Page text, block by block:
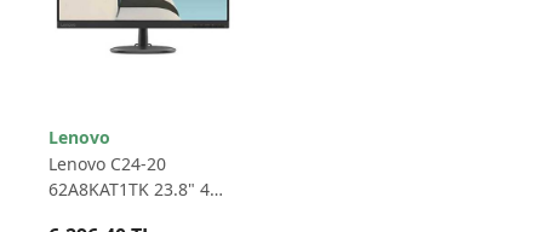
Lenovo
Lenovo C24-20
62A8KAT1TK 23.8" 4